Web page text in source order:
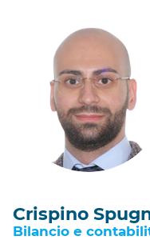
Crispino
Bilancio e